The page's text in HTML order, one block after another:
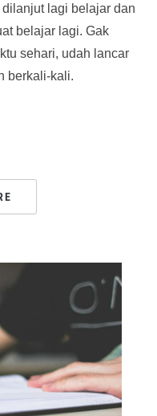
dilanjut lagi belajar dan
belajar lagi. Gak
sehari, udah lancar
berkali-kali.